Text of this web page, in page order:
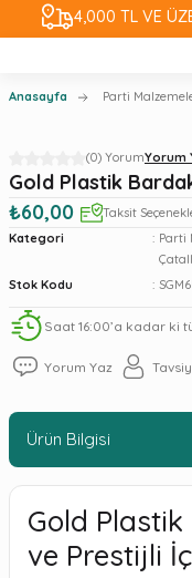
4,000 TL VE
Anasayfa Parti
(0) YorumYorum
Gold Plastik
₺60,00
Taksit
Kategori Parti
Stok Kodu
Saat 16:00’a kadar ki
Yorum Yaz
Ürün Bilgisi
Gold Plastik
ve Prestijli